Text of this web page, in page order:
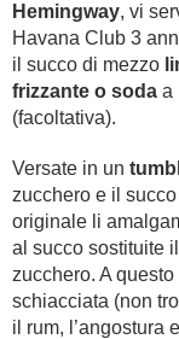
Hemingway, vi
Havana Club 3
il succo di mezzo
frizzante o soda a
(facoltativa).
Versate in un
zucchero e il
originale li
al succo sostituite
zucchero. A
schiacciata (non
il rum, l’angostura